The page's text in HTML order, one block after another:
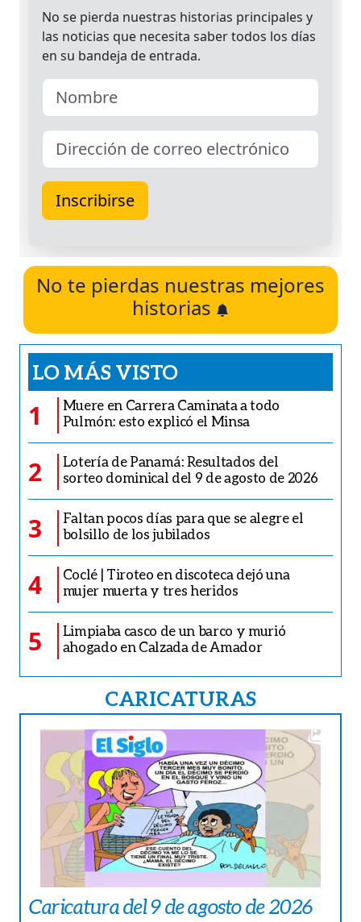
No te pierdas nuestras mejores
historias
LO MÁS VISTO
1
Muere en Carrera Caminata a todo
Pulmón: esto explicó el Minsa
2
Lotería de Panamá: Resultados del
sorteo dominical del 9 de agosto de 2026
3
Faltan pocos días para que se alegre el
bolsillo de los jubilados
4
Coclé | Tiroteo en discoteca dejó una
mujer muerta y tres heridos
5
Limpiaba casco de un barco y murió
ahogado en Calzada de Amador
CARICATURAS
Caricatura del 9 de agosto de 2026